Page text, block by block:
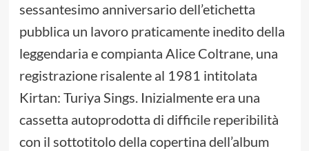
sessantesimo anniversario dell’etichetta
pubblica un lavoro praticamente inedito della
leggendaria e compianta Alice Coltrane, una
registrazione risalente al 1981 intitolata
Kirtan: Turiya Sings. Inizialmente era una
cassetta autoprodotta di difficile reperibilità
con il sottotitolo della copertina dell’album